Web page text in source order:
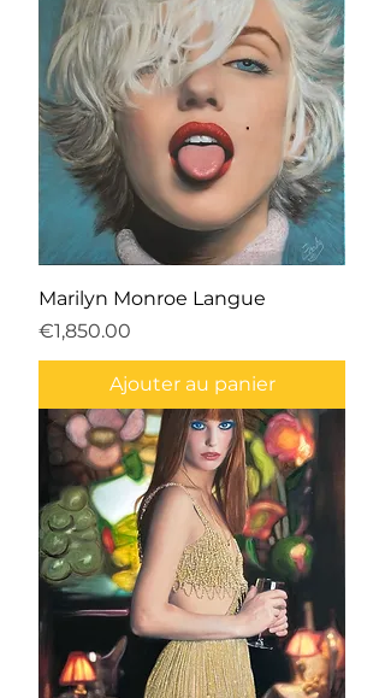
Marilyn Monroe Langue
Prix
€1,850.00
Ajouter au panier